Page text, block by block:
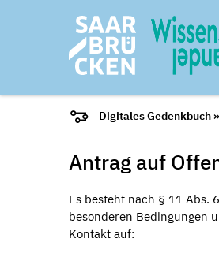
Digitales Gedenkbuch »
Antrag auf
Es besteht nach § 11 Abs.
besonderen Bedingungen
Kontakt auf: